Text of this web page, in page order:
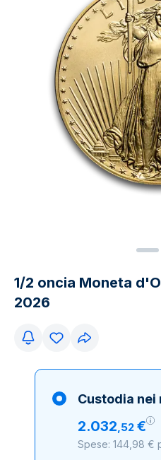
1/2 oncia Moneta
2026
Custodia nei
2.032,52 €
Spese: 144,98 €